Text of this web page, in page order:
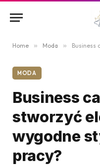
Home » Moda » Business
MODA
Business
stworzyć
wygodne
pracy?